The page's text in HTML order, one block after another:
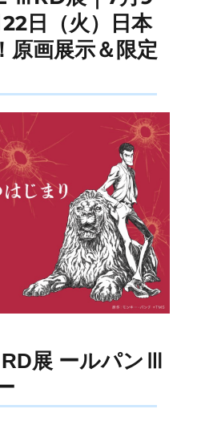
日（火）日本
原画展示＆限定
展 ールパンⅢ